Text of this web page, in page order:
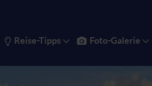
Reise-Tipps Foto-Galerie